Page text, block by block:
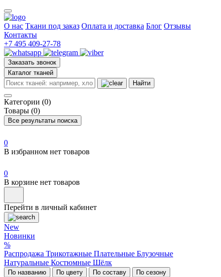
О нас Ткани под заказ Оплата и доставка Блог Отзывы
Контакты
+7 495 409-27-78
Заказать звонок
Каталог тканей
Найти
Категории (0)
Товары (0)
Все результаты поиска
0
В избранном нет товаров
0
В корзине нет товаров
Перейти в личный кабинет
New
Новинки
%
Распродажа Трикотажные Плательные Блузочные
Натуральные Костюмные Шёлк
По названию По цвету По составу По сезону